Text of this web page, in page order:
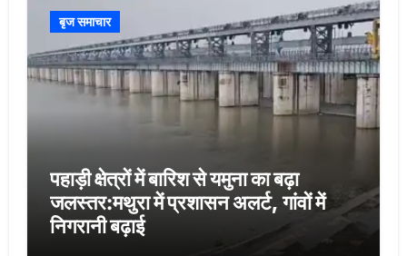
बृज समाचार
पहाड़ी क्षेत्रों में बारिश से यमुना का बढ़ा
जलस्तर:मथुरा में प्रशासन अलर्ट, गांवों में
निगरानी बढ़ाई